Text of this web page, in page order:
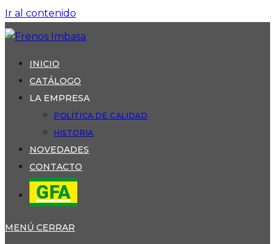
Ir al contenido
INICIO
CATÁLOGO
LA EMPRESA
POLÍTICA DE CALIDAD
HISTORIA
NOVEDADES
CONTACTO
GFA
MENÚ CERRAR